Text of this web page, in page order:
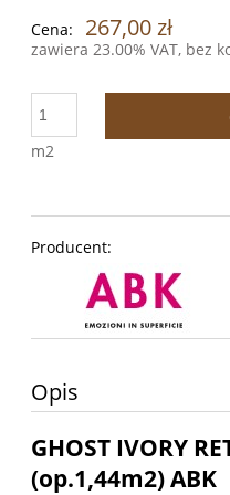
Cena: 267,00 zł
zawiera 23.00% VAT, bez
m2
Producent:
Opis
GHOST IVORY
(op.1,44m2) ABK